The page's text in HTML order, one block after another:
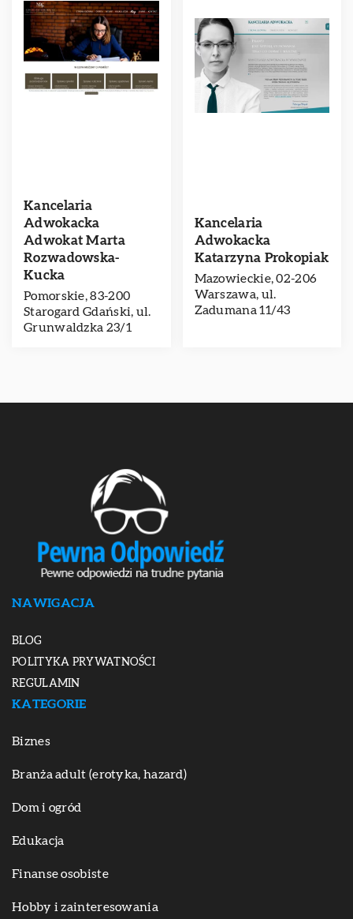
Kancelaria
Adwokacka
Adwokat Marta
Rozwadowska-
Kucka
Pomorskie, 83-200
Starogard Gdański, ul.
Grunwaldzka 23/1
Kancelaria
Adwokacka
Katarzyna Prokopiak
Mazowieckie, 02-206
Warszawa, ul.
Zadumana 11/43
NAWIGACJA
BLOG
POLITYKA PRYWATNOŚCI
REGULAMIN
KATEGORIE
Biznes
Branża adult (erotyka, hazard)
Dom i ogród
Edukacja
Finanse osobiste
Hobby i zainteresowania